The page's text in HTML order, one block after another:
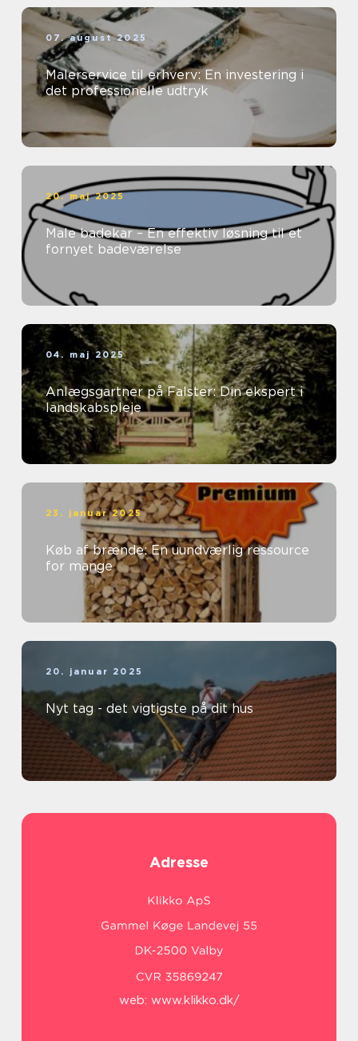
07. august 2025
Malerservice til erhverv: En investering i
det professionelle udtryk
20. maj 2025
Male badekar – En effektiv løsning til et
fornyet badeværelse
04. maj 2025
Anlægsgartner på Falster: Din ekspert i
landskabspleje
23. januar 2025
Køb af brænde: En uundværlig ressource
for mange
20. januar 2025
Nyt tag - det vigtigste på dit hus
Adresse
web: www.klikko.dk/